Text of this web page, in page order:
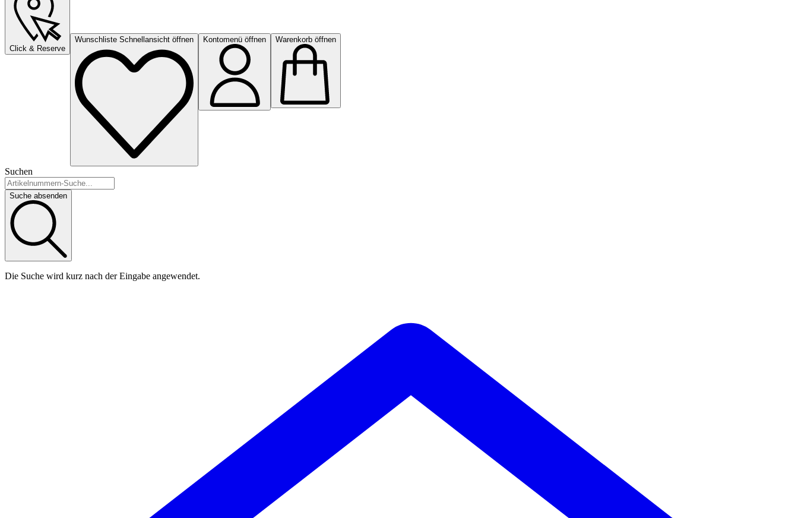
Click & Reserve
Wunschliste Schnellansicht öffnen Kontomenü öffnen Warenkorb öffnen
Suchen
Suche absenden
Die Suche wird kurz nach der Eingabe angewendet.